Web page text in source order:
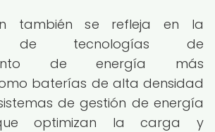
también se refleja en la
de tecnologías de
de energía más
baterías de alta densidad
de gestión de energía
optimizan la carga y